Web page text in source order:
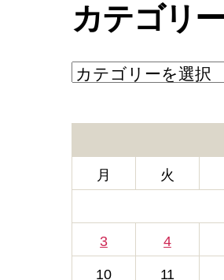
ブ
カテゴリ
カ
テ
月 火
3 4
10 11